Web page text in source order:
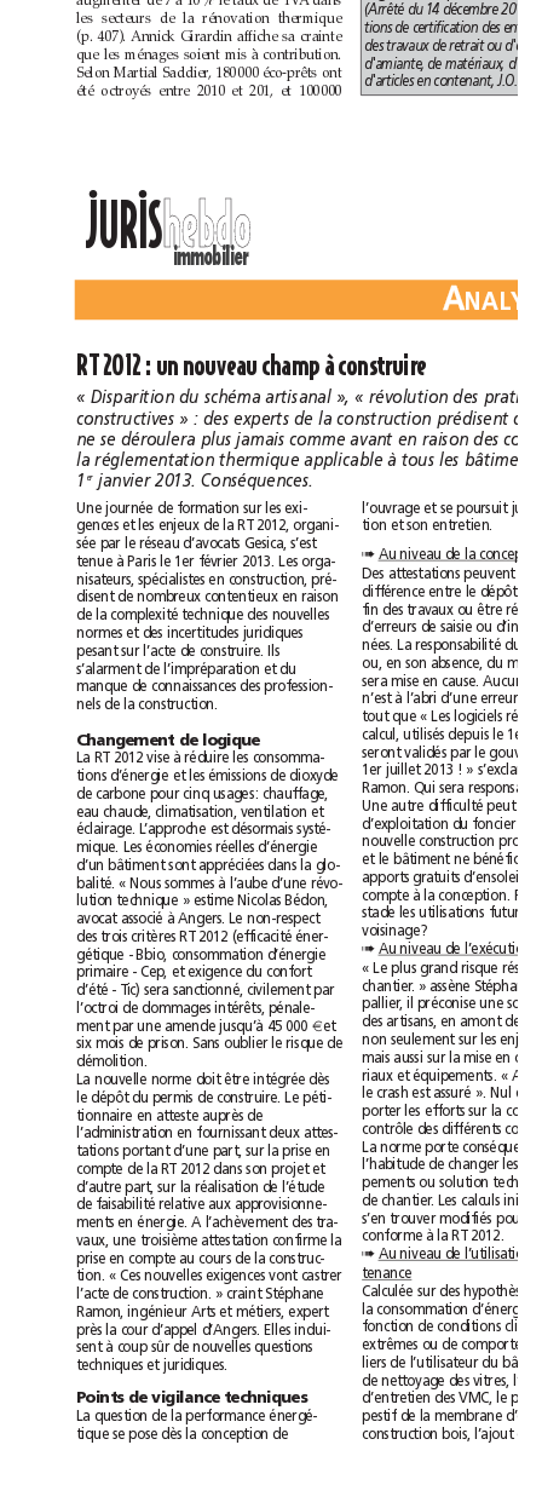
les secteurs de la rénovation thermique
(p.407). Annick Girardin affiche sa crainte
que les ménages soient mis à contribution.
Selon Martial Saddier, 180000 éco-prêts ont
été octroyés entre 2010 et 201, et 100000
Une journée de formation sur les exi-
gences et les enjeux de la RT 2012, organi-
sée par le réseau d’avocats Gesica, s’est
tenue à Paris le 1erfévrier 2013. Les orga-
nisateurs, spécialistes en construction, pré-
disent de nombreux contentieux en raison
de la complexité technique des nouvelles
normes et des incertitudes juridiques
pesant sur l’acte de construire. Ils
s’alarment de l’impréparation et du
manque de connaissances des profession-
nels de la construction.
Changement de logique
La RT 2012 vise à réduire les consomma-
tions d’énergie et les émissions de dioxyde
de carbone pour cinq usages: chauffage,
eau chaude, climatisation, ventilation et
éclairage. L’approche est désormais systé-
mique. Les économies réelles d’énergie
d’un bâtiment sont appréciées dans la glo-
balité. « Nous sommes à l’aube d’une révo-
lution technique » estime Nicolas Bédon,
avocat associé à Angers. Le non-respect
des trois critères RT 2012 (efficacité éner-
gétique - Bbio, consommation d’énergie
primaire - Cep, et exigence du confort
d’été - Tic) sera sanctionné, civilement par
l’octroi de dommages intérêts, pénale-
€ et
six mois de prison. Sans oublier le risque de
démolition.
La nouvelle norme doit être intégrée dès
le dépôt du permis de construire. Le péti-
tionnaire en atteste auprès de
l’administration en fournissant deux attes-
tations portant d’une part, sur la prise en
compte de la RT 2012 dans son projet et
d’autre part, sur la réalisation de l’étude
de faisabilité relative aux approvisionne-
ments en énergie. A l’achèvement des tra-
vaux, une troisième attestation confirme la
prise en compte au cours de la construc-
tion. « Ces nouvelles exigences vont castrer
l’acte de construction. » craint Stéphane
Ramon, ingénieur Arts et métiers, expert
près la cour d’appel d’Angers. Elles indui-
sent à coup sûr de nouvelles questions
techniques et juridiques.
Points de vigilance techniques
La question de la performance énergé-
tique se pose dès la conception de
➠
voisinage?
➠
conforme à la RT 2012.
➠
tenance
JURISh
he
eb
bd
do
o
immobilier
••
A
A N
N A
A LLY
Y
RT 2012: un nouveau champ à construire
1 er janvier 2013. Conséquences.